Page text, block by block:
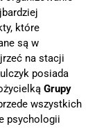
które
są w
na stacji
posiada
Grupy
wszystkich
psychologii